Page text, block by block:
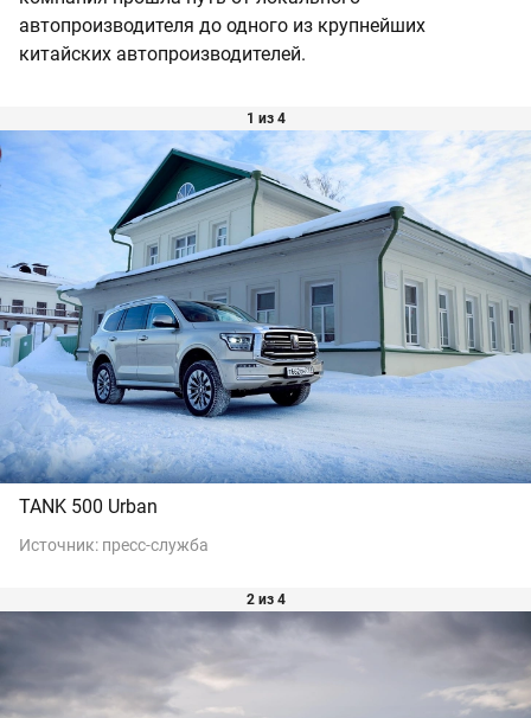
автопроизводителя до одного из крупнейших
китайских автопроизводителей.
1 из 4
TANK 500 Urban
Источник: пресс-служба
2 из 4